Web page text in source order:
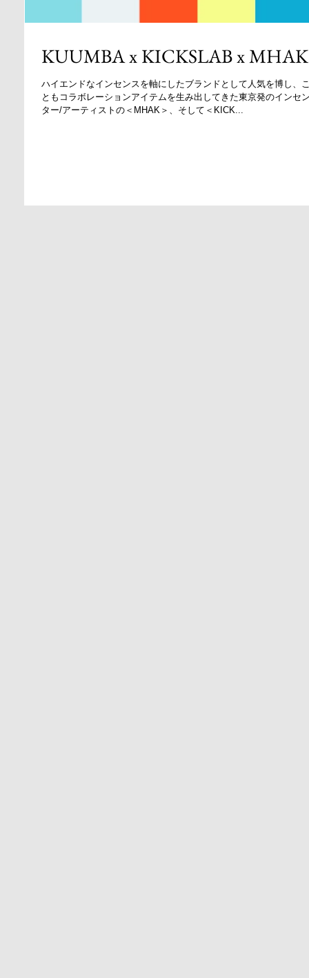
KUUMBA x KICKSLAB x MHAK
ハイエンドなインセンスを軸にしたブランドとして人気を博し、
ともコラボレーションアイテムを生み出してきた東京発のインセ
ター/アーティストの＜MHAK＞、そして＜KICK...